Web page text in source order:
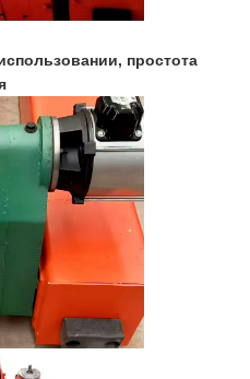
Данные
простота